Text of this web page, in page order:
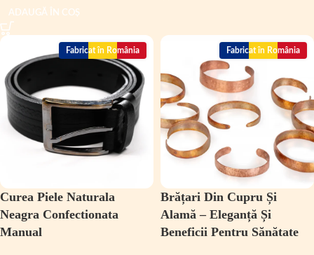
ADAUGĂ ÎN COȘ
Fabricat în România
Curea Piele Naturala
Neagra Confectionata
Manual
Fabricat în România
Brățari Din Cupru Și
Alamă – Eleganță Și
Beneficii Pentru Sănătate